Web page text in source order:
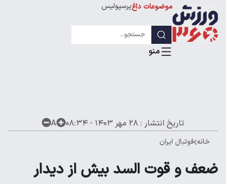
موضوعات داغپرسپولیس
لیگ قهرمانان
تاریخ انتشار : ۲۸ مهر ۱۴۰۳ - ۰۸:۳۴ A
خانه فوتبال ایران
ضعف و قوت السد بیش از دیدار